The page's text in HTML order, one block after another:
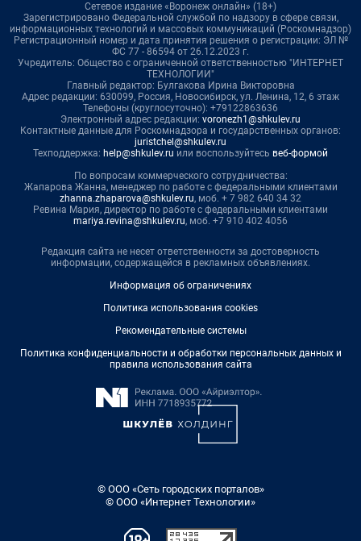
Сетевое издание «Воронеж онлайн» (18+)
Зарегистрировано Федеральной службой по надзору в сфере связи,
информационных технологий и массовых коммуникаций (Роскомнадзор)
Регистрационный номер и дата принятия решения о регистрации: ЭЛ №
ФС 77 - 86594 от 26.12.2023 г.
Учредитель: Общество с ограниченной ответственностью "ИНТЕРНЕТ
ТЕХНОЛОГИИ"
Главный редактор: Булгакова Ирина Викторовна
Адрес редакции: 630099, Россия, Новосибирск, ул. Ленина, 12, 6 этаж
Телефоны (круглосуточно): +79122863636
Электронный адрес редакции: voronezh1@shkulev.ru
Контактные данные для Роскомнадзора и государственных органов:
juristchel@shkulev.ru
Техподдержка: help@shkulev.ru или воспользуйтесь веб-формой
По вопросам коммерческого сотрудничества:
Жапарова Жанна, менеджер по работе с федеральными клиентами
zhanna.zhaparova@shkulev.ru, моб. + 7 982 640 34 32
Ревина Мария, директор по работе с федеральными клиентами
mariya.revina@shkulev.ru, моб. +7 910 402 4056
Редакция сайта не несет ответственности за достоверность
информации, содержащейся в рекламных объявлениях.
Информация об ограничениях
Политика использования cookies
Рекомендательные системы
Политика конфиденциальности и обработки персональных данных и
правила использования сайта
© ООО «Сеть городских порталов»
© ООО «Интернет Технологии»